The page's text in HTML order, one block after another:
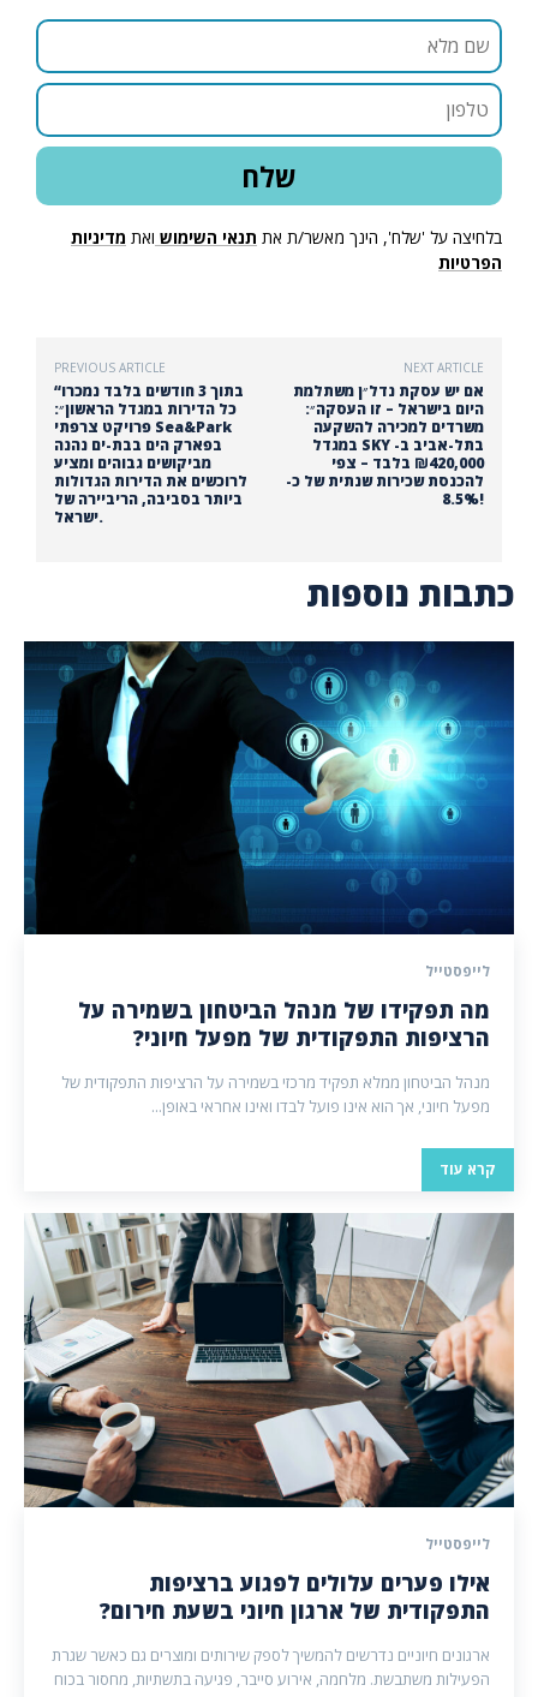
בלחיצה על 'שלח', הינך מאשר/ת את תנאי השימוש ואת מדיניות
הפרטיות
PREVIOUS ARTICLE
“בתוך 3 חודשים בלבד נמכרו
כל הדירות במגדל הראשון״:
פרויקט צרפתי Sea&Park
בפארק הים בבת-ים נהנה
מביקושים גבוהים ומציע
לרוכשים את הדירות הגדולות
ביותר בסביבה, הריביירה של
ישראל.
NEXT ARTICLE
אם יש עסקת נדל״ן משתלמת
היום בישראל – זו העסקה״:
משרדים למכירה להשקעה
במגדל SKY בתל-אביב ב-
₪420,000 בלבד – צפי
להכנסת שכירות שנתית של כ-
8.5%!
כתבות נוספות
לייפסטייל
מה תפקידו של מנהל הביטחון בשמירה על
הרציפות התפקודית של מפעל חיוני?
מנהל הביטחון ממלא תפקיד מרכזי בשמירה על הרציפות התפקודית של
מפעל חיוני, אך הוא אינו פועל לבדו ואינו אחראי באופן...
קרא עוד
לייפסטייל
אילו פערים עלולים לפגוע ברציפות
התפקודית של ארגון חיוני בשעת חירום?
ארגונים חיוניים נדרשים להמשיך לספק שירותים ומוצרים גם כאשר שגרת
הפעילות משתבשת. מלחמה, אירוע סייבר, פגיעה בתשתיות, מחסור בכוח